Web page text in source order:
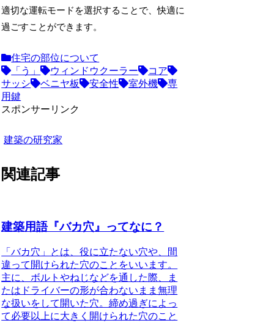
適切な運転モードを選択することで、快適に
過ごすことができます。
住宅の部位について
「う」
ウィンドウクーラー
コア
サッシ
ベニヤ板 安全性 室外機
専
用鍵
スポンサーリンク
建築の研究家
関連記事
建築用語『バカ穴』ってなに？
「バカ穴」とは、役に立たない穴や、間
違って開けられた穴のことをいいます。
主に、ボルトやねじなどを通した際、ま
たはドライバーの形が合わないまま無理
な扱いをして開いた穴。締め過ぎによっ
て必要以上に大きく開けられた穴のこと